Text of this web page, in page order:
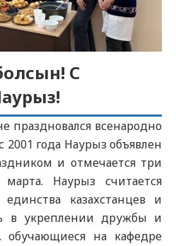
С
праздновался всенародно
2001 года Наурыз объявлен
и отмечается три
Наурыз считается
казахстанцев и
в укреплении дружбы и
обучающиеся на кафедре